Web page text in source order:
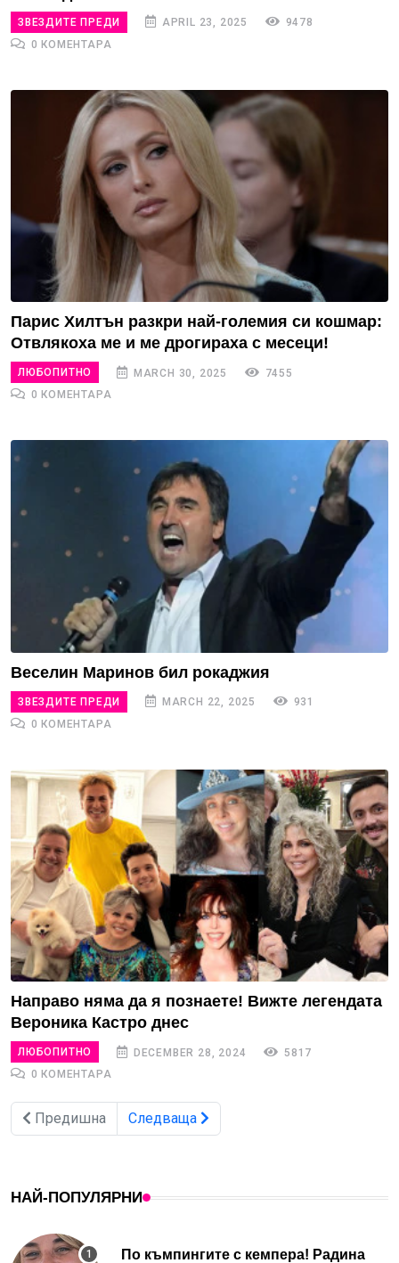
ЗВЕЗДИТЕ ПРЕДИ APRIL 23, 2025
9478
0 КОМЕНТАРА
Парис Хилтън разкри най-големия си кошмар:
Отвлякоха ме и ме дрогираха с месеци!
ЛЮБОПИТНО MARCH 30, 2025
7455
0 КОМЕНТАРА
Веселин Маринов бил рокаджия
ЗВЕЗДИТЕ ПРЕДИ MARCH 22, 2025
931
0 КОМЕНТАРА
Направо няма да я познаете! Вижте легендата
Вероника Кастро днес
ЛЮБОПИТНО DECEMBER 28, 2024
5817
0 КОМЕНТАРА
Предишна Следваща
НАЙ-ПОПУЛЯРНИ
По къмпингите с кемпера! Радина